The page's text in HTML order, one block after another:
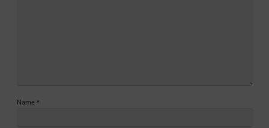
Name *